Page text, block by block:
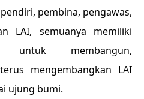
pembina, pengawas,
LAI, semuanya memiliki
untuk membangun,
mengembangkan LAI
ujung bumi.